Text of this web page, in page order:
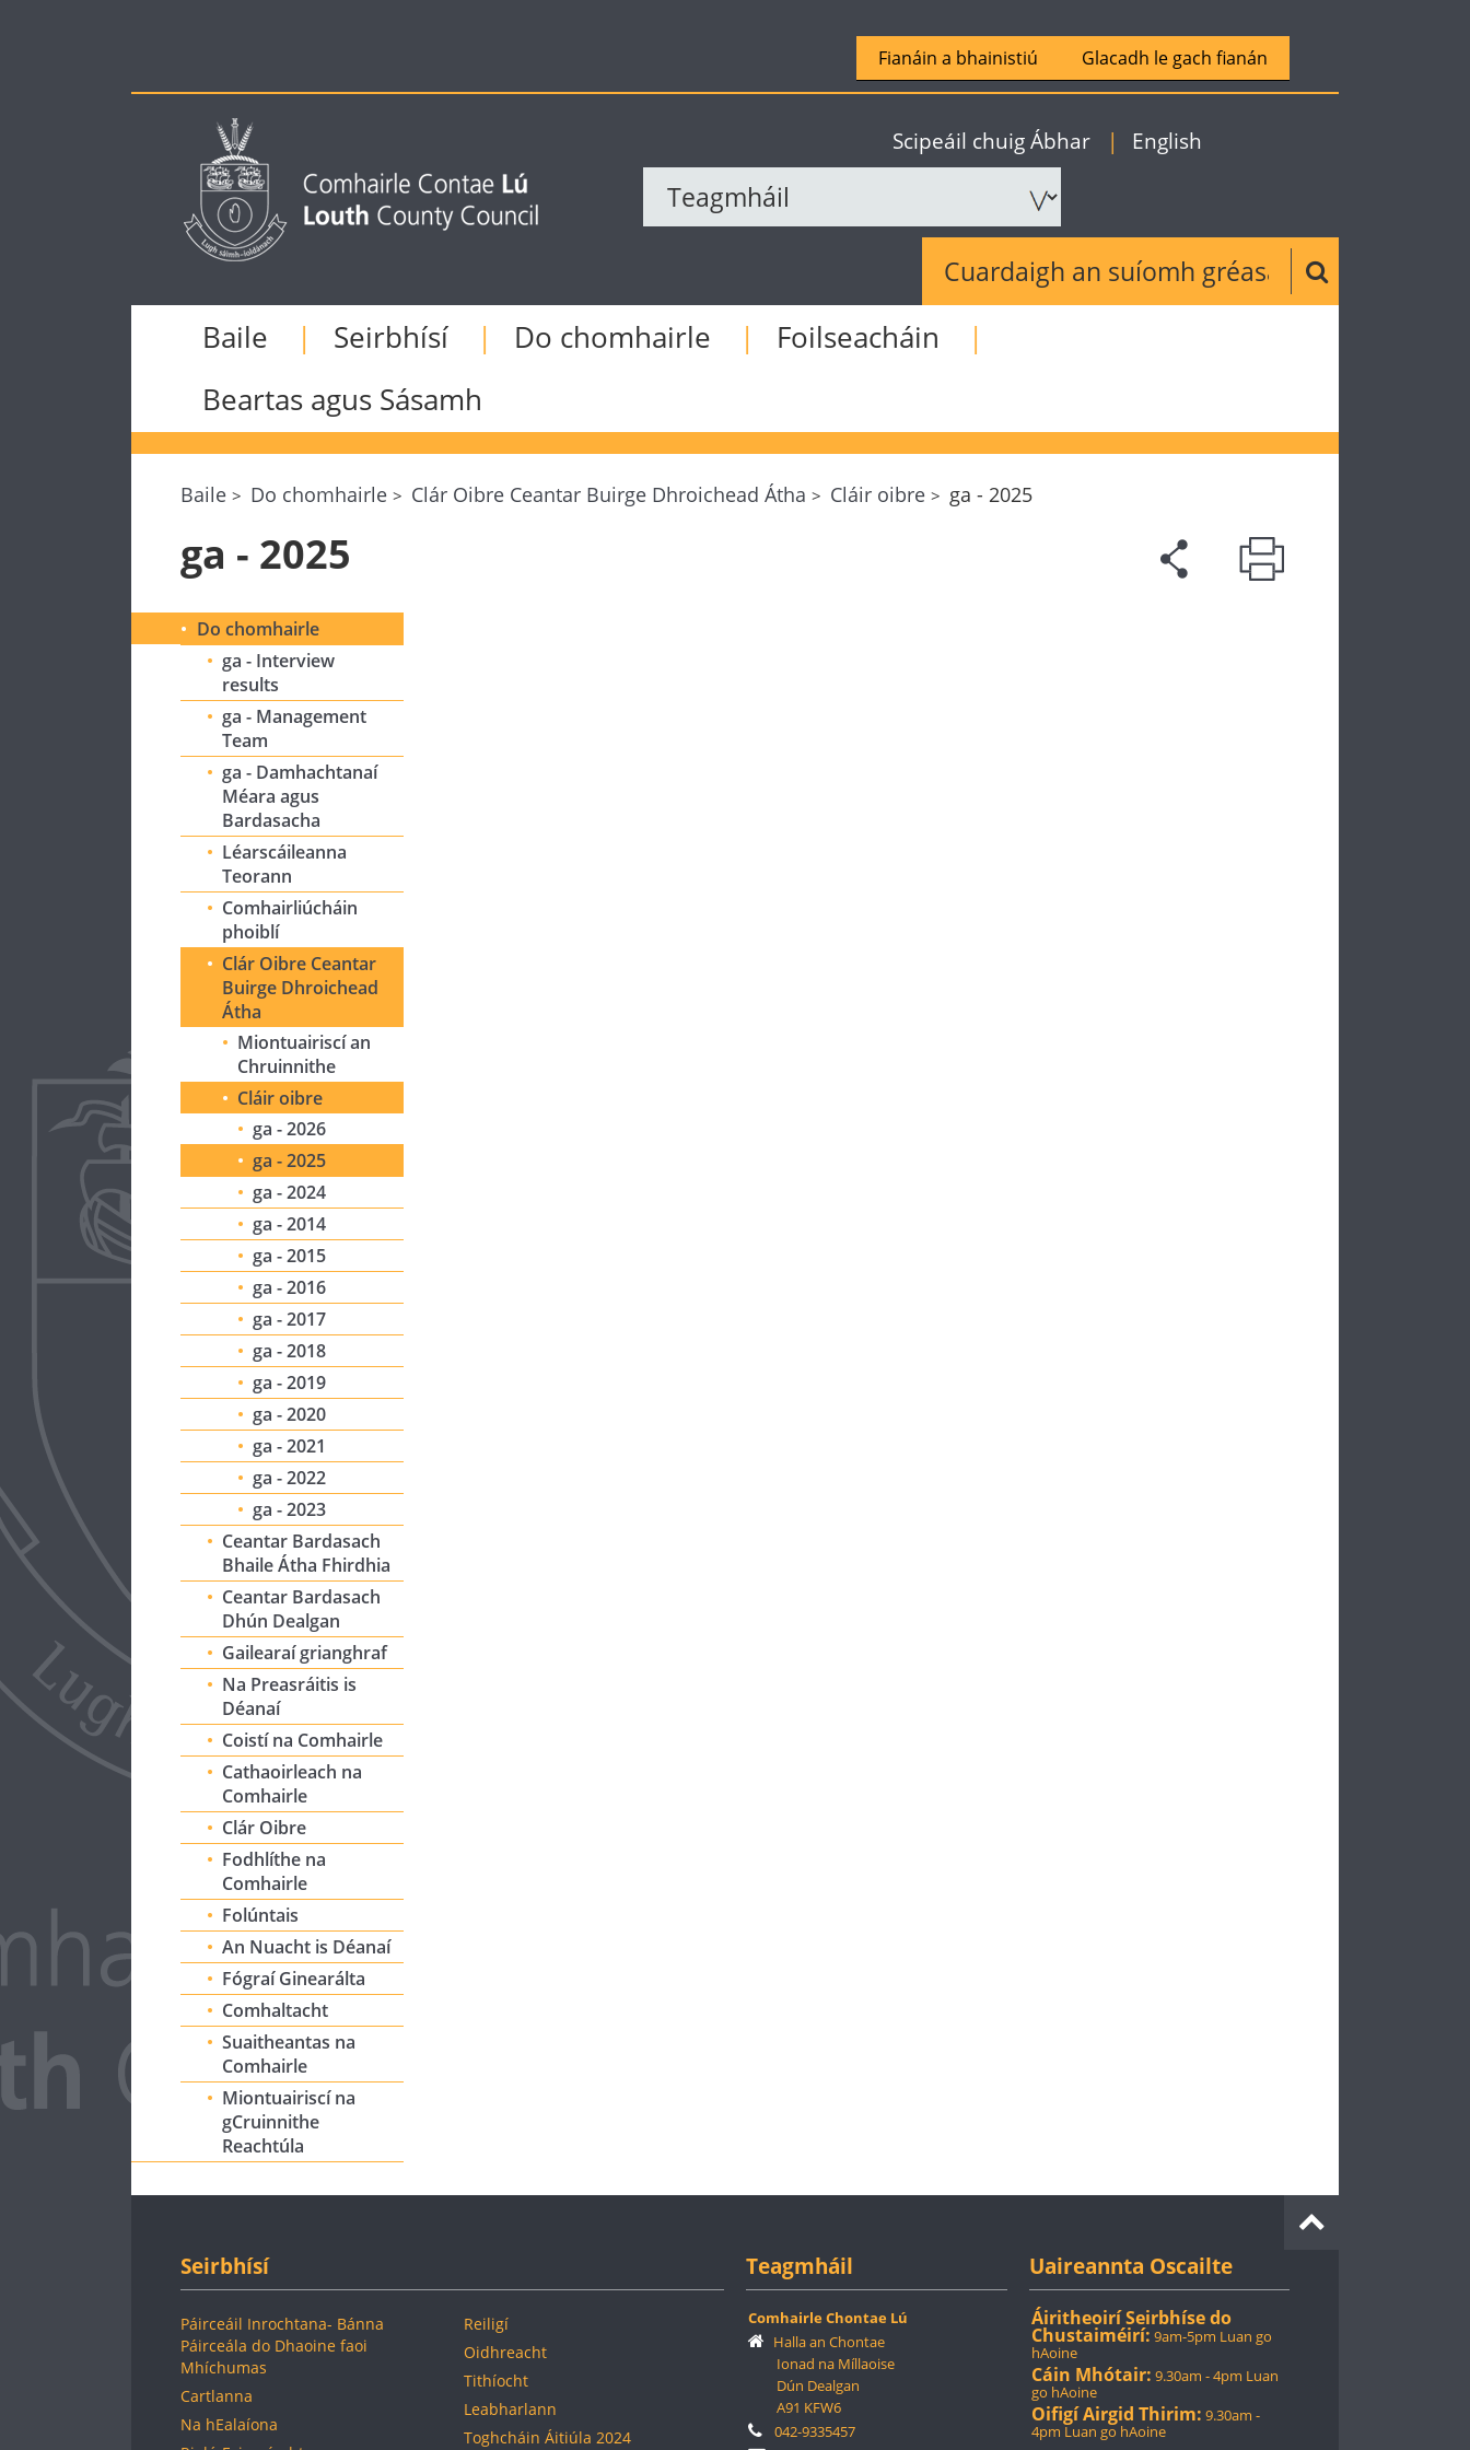
Fianáin a bhainistiú Glacadh le gach fianán
Scipeáil chuig Ábhar | English
Search the website
Search button
Baile Seirbhísí Do chomhairle
Foilseacháin
Beartas agus Sásamh
Baile Do chomhairle Clár Oibre Ceantar Buirge Dhroichead Átha Cláir oibre ga - 2025
ga - 2025
Do chomhairle
ga - Interview
results
ga - Management
Team
ga - Damhachtanaí
Méara agus
Bardasacha
Léarscáileanna
Teorann
Comhairliúcháin
phoiblí
Clár Oibre Ceantar
Buirge Dhroichead
Átha
Miontuairiscí an
Chruinnithe
Cláir oibre
ga - 2026
ga - 2025
ga - 2024
ga - 2014
ga - 2015
ga - 2016
ga - 2017
ga - 2018
ga - 2019
ga - 2020
ga - 2021
ga - 2022
ga - 2023
Ceantar Bardasach
Bhaile Átha Fhirdhia
Ceantar Bardasach
Dhún Dealgan
Gailearaí grianghraf
Na Preasráitis is
Déanaí
Coistí na Comhairle
Cathaoirleach na
Comhairle
Clár Oibre
Fodhlíthe na
Comhairle
Folúntais
An Nuacht is Déanaí
Fógraí Ginearálta
Comhaltacht
Suaitheantas na
Comhairle
Miontuairiscí na
gCruinnithe
Reachtúla
Seirbhísí
Páirceáil Inrochtana- Bánna
Páirceála do Dhaoine faoi
Mhíchumas
Cartlanna
Na hEalaíona
Reiligí
Oidhreacht
Tithíocht
Leabharlann
Toghcháin Áitiúla 2024
Teagmháil
Comhairle Chontae Lú
Halla an Chontae
Ionad na Míllaoise
Dún Dealgan
A91 KFW6
042-9335457
Uaireannta Oscailte
Áiritheoirí Seirbhíse do
Chustaiméirí: 9am-5pm Luan go
hAoine
Cáin Mhótair: 9.30am - 4pm Luan
go hAoine
Oifigí Airgid Thirim: 9.30am -
4pm Luan go hAoine